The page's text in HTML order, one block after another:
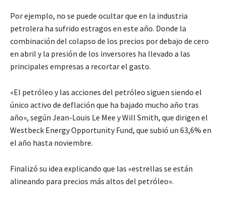
Por ejemplo, no se puede ocultar que en la industria
petrolera ha sufrido estragos en este año. Donde la
combinación del colapso de los precios por debajo de cero
en abril y la presión de los inversores ha llevado a las
principales empresas a recortar el gasto.
«El petróleo y las acciones del petróleo siguen siendo el
único activo de deflación que ha bajado mucho año tras
año», según Jean-Louis Le Mee y Will Smith, que dirigen el
Westbeck Energy Opportunity Fund, que subió un 63,6% en
el año hasta noviembre.
Finalizó su idea explicando que las «estrellas se están
alineando para precios más altos del petróleo».